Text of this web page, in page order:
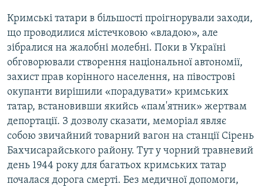
Кримські татари в більшості проігнорували заходи,
що проводилися містечковою «владою», але
зібралися на жалобні молебні. Поки в Україні
обговорювали створення національної автономії,
захист прав корінного населення, на півострові
окупанти вирішили «порадувати» кримських
татар, встановивши якийсь «пам'ятник» жертвам
депортації. З дозволу сказати, меморіал являє
собою звичайний товарний вагон на станції Сірень
Бахчисарайського району. Тут у чорний травневий
день 1944 року для багатьох кримських татар
почалася дорога смерті. Без медичної допомоги,